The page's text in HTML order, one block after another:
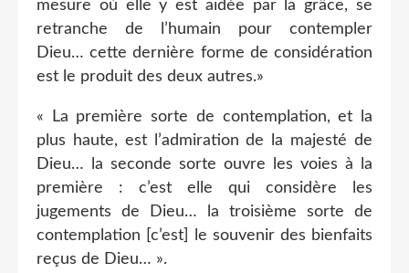
mesure où elle y est aidée par la grâce, se
retranche de l’humain pour contempler
Dieu… cette dernière forme de considération
est le produit des deux autres.»
« La première sorte de contemplation, et la
plus haute, est l’admiration de la majesté de
Dieu… la seconde sorte ouvre les voies à la
première : c’est elle qui considère les
jugements de Dieu… la troisième sorte de
contemplation [c’est] le souvenir des bienfaits
reçus de Dieu… ».